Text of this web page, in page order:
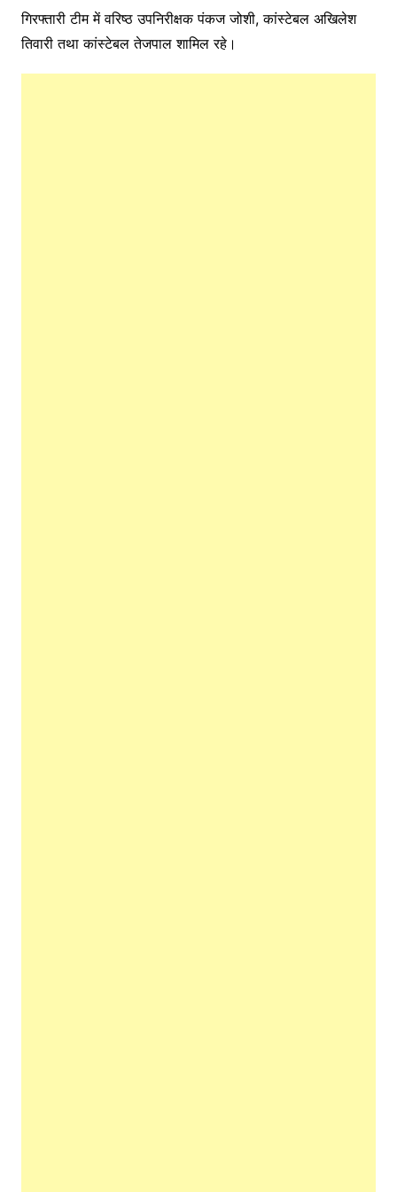
गिरफ्तारी टीम में वरिष्ठ उपनिरीक्षक पंकज जोशी, कांस्टेबल अखिलेश
तिवारी तथा कांस्टेबल तेजपाल शामिल रहे।